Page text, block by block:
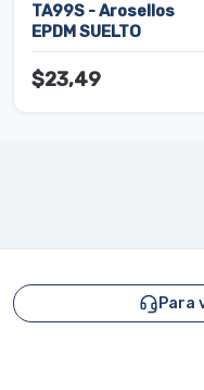
TA99S - Arosellos
EPDM SUELTO
$23,49
Para